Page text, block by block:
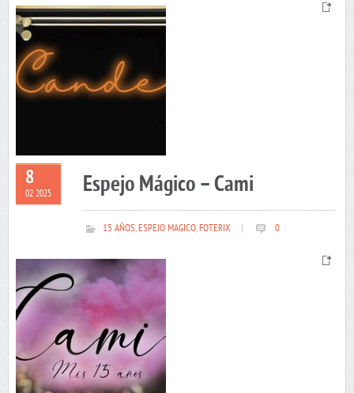
8
02 2025 Espejo Mágico – Cami
15 AÑOS,ESPEJO MAGICO,FOTERIX 0